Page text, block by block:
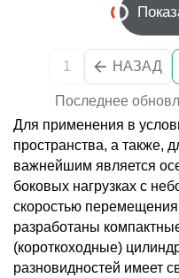
1 НАЗАД
Последнее
Для применения в
пространства, а также,
важнейшим является
боковых нагрузках с
скоростью
разработаны
(короткоходные)
разновидностей имеет